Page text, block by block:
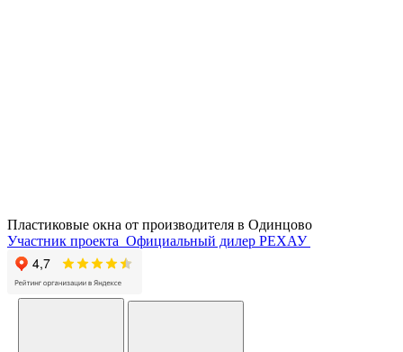
Пластиковые окна от производителя в Одинцово
Участник проекта Официальный дилер РЕХАУ